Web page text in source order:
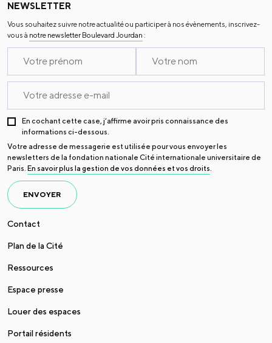
NEWSLETTER
Vous souhaitez suivre notre actualité ou participer à nos évènements, inscrivez-
vous à notre newsletter Boulevard Jourdan :
En cochant cette case, j’affirme avoir pris connaissance des
informations ci-dessous.
Votre adresse de messagerie est utilisée pour vous envoyer les
newsletters de la fondation nationale Cité internationale universitaire de
Paris. En savoir plus la gestion de vos données et vos droits.
ENVOYER
Contact
Plan de la Cité
Ressources
Espace presse
Louer des espaces
Portail résidents